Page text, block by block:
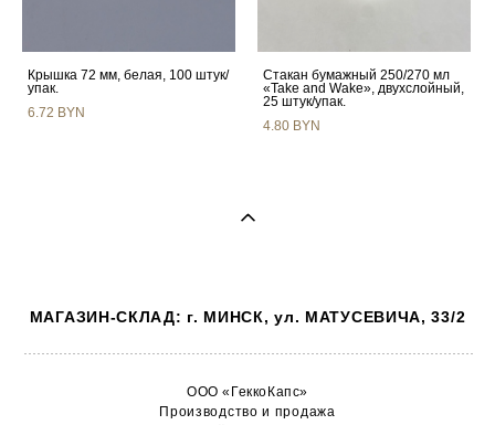
Крышка 72 мм, белая, 100 штук/
упак.
6.72 BYN
Стакан бумажный 250/270 мл
«Take and Wake», двухслойный,
25 штук/упак.
4.80 BYN
МАГАЗИН-СКЛАД: г. МИНСК, ул. МАТУСЕВИЧА, 33/2
ООО «ГеккоКапс»
Производство и продажа